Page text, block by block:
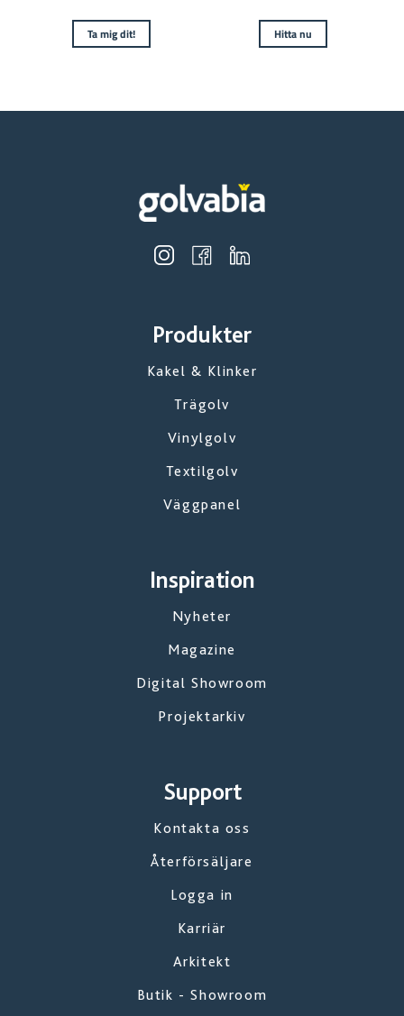
Ta mig dit! Hitta nu
Produkter
Kakel & Klinker
Trägolv
Vinylgolv
Textilgolv
Väggpanel
Inspiration
Nyheter
Magazine
Digital Showroom
Projektarkiv
Support
Kontakta oss
Återförsäljare
Logga in
Karriär
Arkitekt
Butik - Showroom